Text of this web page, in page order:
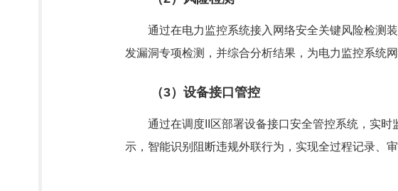
通过在电力监控系统接入网络安全关键风险检测
发漏洞专项检测，并综合分析结果，为电力监控系统
（3）设备接口管控
通过在调度II区部署设备接口安全管控系统，实
示，智能识别阻断违规外联行为，实现全过程记录、